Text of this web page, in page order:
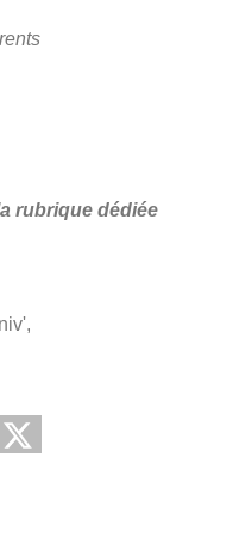
rubrique dédiée